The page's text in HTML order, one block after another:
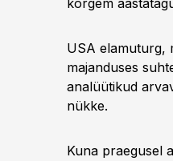
kõrgem
USA elamuturg,
majanduses
analüütikud
nükke.
Kuna praegusel